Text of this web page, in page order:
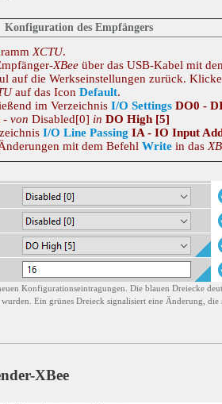
Konfiguration des Empfängers
XCTU.
XBeeüber das USB-Kabel mit
auf die Werkseinstellungen zurück.
auf das Icon Default.
im Verzeichnis I/O Settings DO0 -
- von Disabled[0] in DO High [5]
I/O Line Passing IA - IO Input
mit dem Befehl Write in das
Konfigurationseintragungen. Die blauen Dreiecke
Ein grünes Dreieck signalisiert eine Änderung, die
XBee